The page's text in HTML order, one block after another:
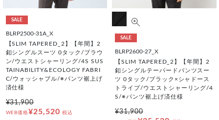
SALE
BLRP2500-31A_X
【SLIM TAPERED_2】【年間】2
釦シングルスーツ 0タック/ブラウ
ン/ウエストシャーリング/4S SUS
TAINABILITY&ECOLOGY FABRI
C/ウォッシャブル/※パンツ裾上げ
済仕様
¥31,900
WEB価格¥25,520 税込
SALE
BLRP2600-27_X
【SLIM TAPERED_2】【年間】2
釦シングルテーパードパンツスー
ツ 0タック/ブラック×シャドース
トライプ/ウエストシャーリング/4
S/※パンツ裾上げ済仕様
¥31,900